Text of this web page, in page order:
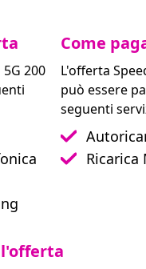
200
Come
L'offerta
può essere
seguenti
Ricarica